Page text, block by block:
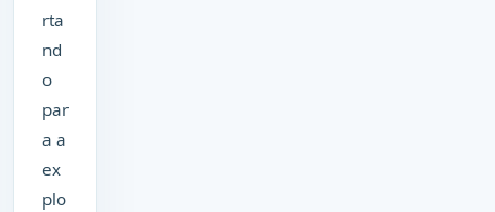
rta
nd
o
par
a a
ex
plo